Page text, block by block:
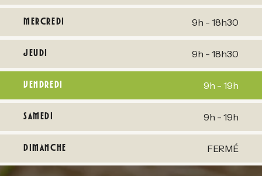
MERCREDI 9h - 18h30
JEUDI 9h - 18h30
VENDREDI 9h - 19h
SAMEDI 9h - 19h
DIMANCHE FERMÉ